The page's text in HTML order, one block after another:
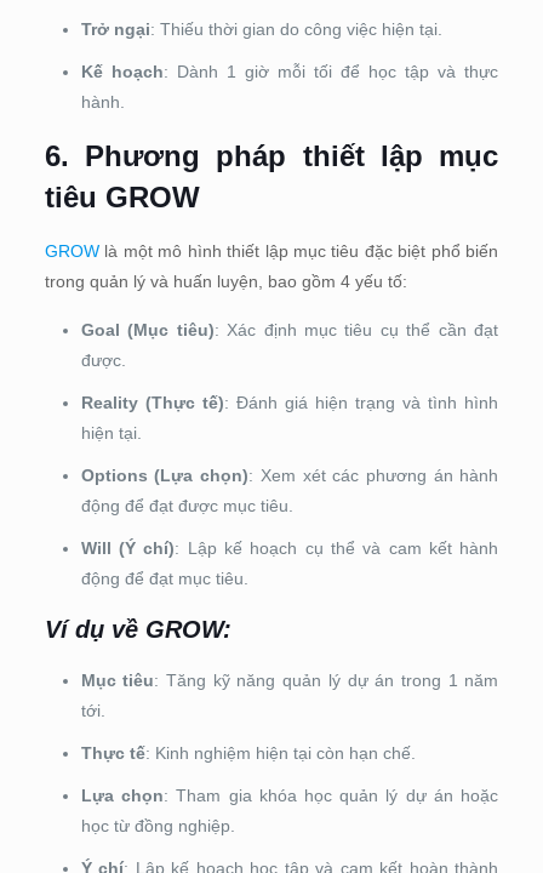
Trở ngại: Thiếu thời gian do công việc hiện tại.
Kế hoạch: Dành 1 giờ mỗi tối để học tập và thực
hành.
6. Phương pháp thiết lập mục
tiêu GROW
GROWlà một mô hình thiết lập mục tiêu đặc biệt phổ biến
trong quản lý và huấn luyện, bao gồm 4 yếu tố:
Goal (Mục tiêu): Xác định mục tiêu cụ thể cần đạt
được.
Reality (Thực tế): Đánh giá hiện trạng và tình hình
hiện tại.
Options (Lựa chọn): Xem xét các phương án hành
động để đạt được mục tiêu.
Will (Ý chí): Lập kế hoạch cụ thể và cam kết hành
động để đạt mục tiêu.
Ví dụ về GROW:
Mục tiêu: Tăng kỹ năng quản lý dự án trong 1 năm
tới.
Thực tế: Kinh nghiệm hiện tại còn hạn chế.
Lựa chọn: Tham gia khóa học quản lý dự án hoặc
học từ đồng nghiệp.
Ý chí: Lập kế hoạch học tập và cam kết hoàn thành